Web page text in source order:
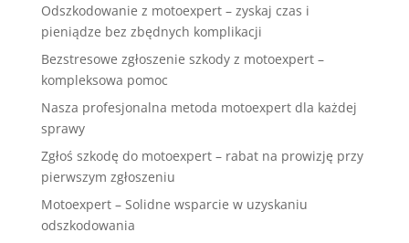
Odszkodowanie z motoexpert – zyskaj czas i
pieniądze bez zbędnych komplikacji
Bezstresowe zgłoszenie szkody z motoexpert –
kompleksowa pomoc
Nasza profesjonalna metoda motoexpert dla każdej
sprawy
Zgłoś szkodę do motoexpert – rabat na prowizję przy
pierwszym zgłoszeniu
Motoexpert – Solidne wsparcie w uzyskaniu
odszkodowania